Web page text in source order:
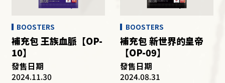
OTHER
BOOSTERS
補充包 王族血脈【OP-
10】
發售日期
2024.11.30
BOOSTERS
補充包 新世界的皇帝
【OP-09】
發售日期
2024.08.31